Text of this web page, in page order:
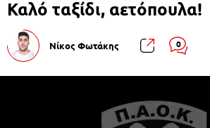
Καλό ταξίδι, αετόπουλα!
Νίκος Φωτάκης 0